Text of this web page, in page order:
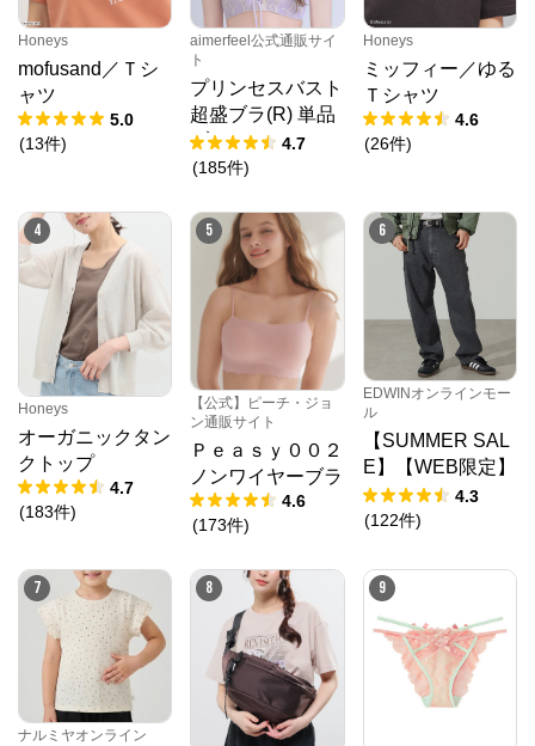
Honeys
mofusand／Ｔシ
ャツ
5.0
(13件)
aimerfeel公式通販サイ
ト
プリンセスバスト
超盛ブラ(R) 単品
ブラジャー4.7
(185件)
Honeys
ミッフィー／ゆる
Ｔシャツ
4.6
(26件)
4
Honeys
オーガニックタン
クトップ
4.7
(183件)
5
【公式】ピーチ・ジョ
ン通販サイト
Ｐｅａｓｙ００２
ノンワイヤーブラ
4.6
(173件)
6
EDWINオンラインモー
ル
【SUMMER SAL
E】【WEB限定】
STEPMARK ルー
ズペインターパン
4.3
(122件)
7
ナルミヤオンライン
8 9
PMbox ピーアンドエム公式オンラインストア
公式ECサイト
※外部サイトが開きます
PMbox ピーアンドエム公式オンラインストア
からのコメント
https://onlinestore.pandm.co.jp/shop/